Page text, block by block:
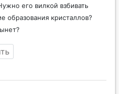
его вилкой взбивать
образования кристаллов?